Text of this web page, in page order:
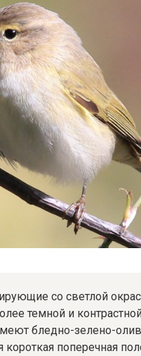
со светлой
темной и
бледно-зелено-
поперечная